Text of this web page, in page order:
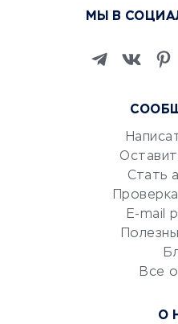
Изучение
Маркетинг и
Репетиторство
Красота и здоровье
Сервисы по поиску
Сетевой маркетинг
УСЛУГИ ДЛЯ БИЗНЕСА
Стать
E-mail
Все
О
МЫ В